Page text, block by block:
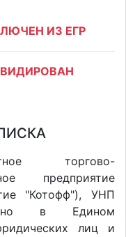
ИЗ ЕГР
торгово-
предприятие
"Котофф"), УНП
в Едином
лиц и